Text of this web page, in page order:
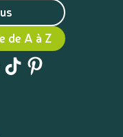
de A à Z